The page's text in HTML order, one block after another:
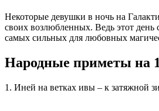
Некоторые девушки в ночь на
своих возлюбленных. Ведь этот день
самых сильных для любовных
Народные приметы на
1. Иней на ветках ивы – к затяжной